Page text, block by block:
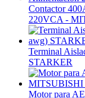
Contactor
220VCA -
Terminal
STARKER
Motor para